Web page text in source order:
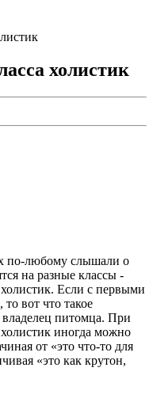
холистик
по-любому слышали о
на разные классы -
Если с первыми
вот что такое
владелец питомца. При
холистик иногда можно
от «это что-то для
«это как крутон,